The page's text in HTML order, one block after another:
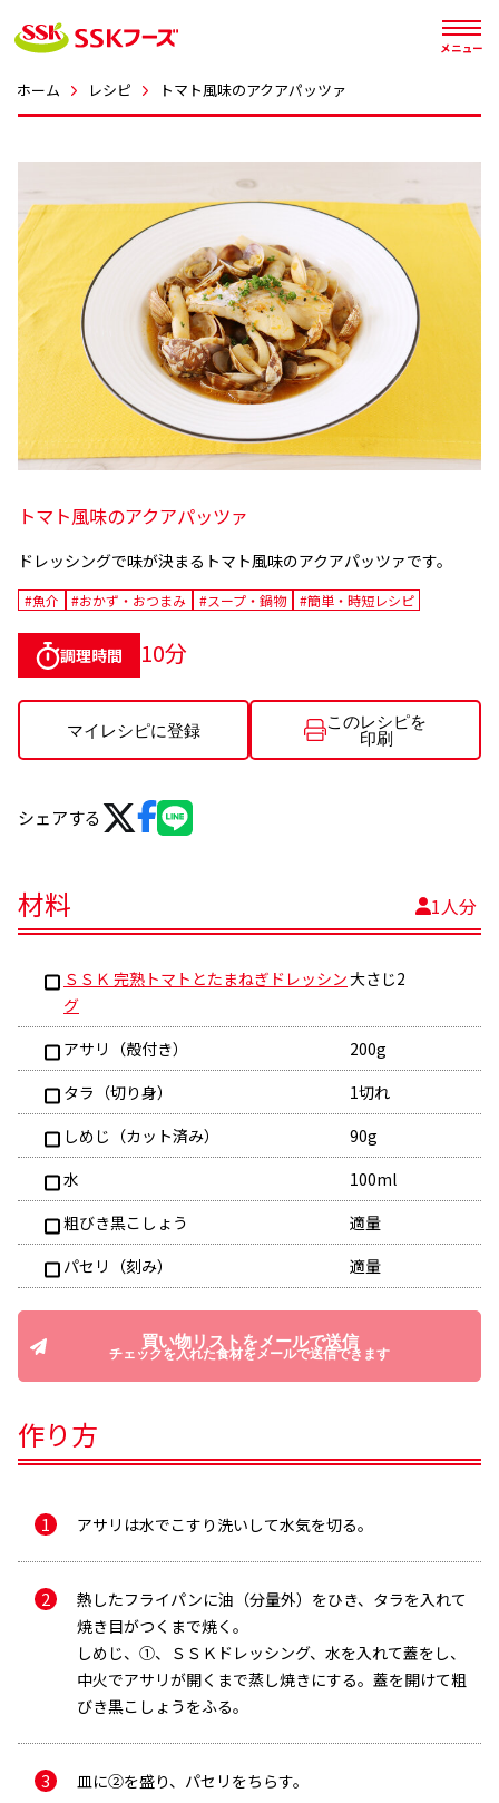
メニュー
ホーム レシピ トマト風味のアクアパッツァ
トマト風味のアクアパッツァ
ドレッシングで味が決まるトマト風味のアクアパッツァです。
#魚介 #おかず・おつまみ #スープ・鍋物 #簡単・時短レシピ
調理時間 10分
マイレシピに登録
このレシピを
印刷
シェアする
材料 1人分
ＳＳＫ 完熟トマトとたまねぎドレッシン
グ
大さじ2
アサリ（殻付き）
200g
タラ（切り身）
1切れ
しめじ（カット済み）
90g
水
100ml
粗びき黒こしょう
適量
パセリ（刻み）
適量
買い物リストをメールで送信
チェックを入れた食材をメールで送信できます
メールで送信
作り方
アサリは水でこすり洗いして水気を切る。
熱したフライパンに油（分量外）をひき、タラを入れて
焼き目がつくまで焼く。
しめじ、①、ＳＳＫドレッシング、水を入れて蓋をし、
中火でアサリが開くまで蒸し焼きにする。蓋を開けて粗
びき黒こしょうをふる。
皿に②を盛り、パセリをちらす。